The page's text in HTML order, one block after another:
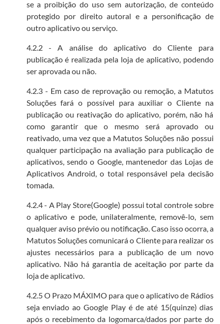
se a proibição do uso sem autorização, de conteúdo
protegido por direito autoral e a personificação de
outro aplicativo ou serviço.
4.2.2 - A análise do aplicativo do Cliente para
publicação é realizada pela loja de aplicativo, podendo
ser aprovada ou não.
4.2.3 - Em caso de reprovação ou remoção, a Matutos
Soluções fará o possível para auxiliar o Cliente na
publicação ou reativação do aplicativo, porém, não há
como garantir que o mesmo será aprovado ou
reativado, uma vez que a Matutos Soluções não possui
qualquer participação na avaliação para publicação de
aplicativos, sendo o Google, mantenedor das Lojas de
Aplicativos Android, o total responsável pela decisão
tomada.
4.2.4 - A Play Store(Google) possui total controle sobre
o aplicativo e pode, unilateralmente, removê-lo, sem
qualquer aviso prévio ou notificação. Caso isso ocorra, a
Matutos Soluções comunicará o Cliente para realizar os
ajustes necessários para a publicação de um novo
aplicativo. Não há garantia de aceitação por parte da
loja de aplicativo.
4.2.5 O Prazo MÁXIMO para que o aplicativo de Rádios
seja enviado ao Google Play é de até 15(quinze) dias
após o recebimento da logomarca/dados por parte do